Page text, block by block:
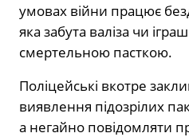
умовах війни працює
яка забута валіза чи
смертельною пасткою.
Поліцейські вкотре
виявлення підозрілих
а негайно повідомляти